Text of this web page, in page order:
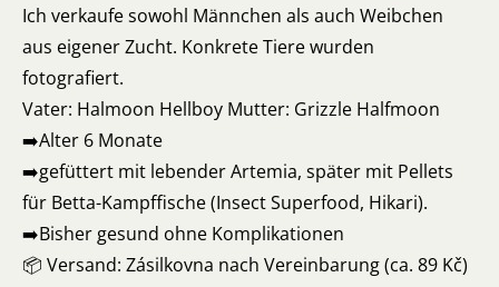
Ich verkaufe sowohl Männchen als auch Weibchen
aus eigener Zucht. Konkrete Tiere wurden
fotografiert.
Vater: Halmoon Hellboy Mutter: Grizzle Halfmoon
➡️Alter 6 Monate
➡️gefüttert mit lebender Artemia, später mit Pellets
für Betta-Kampffische (Insect Superfood, Hikari).
➡️Bisher gesund ohne Komplikationen
📦 Versand: Zásilkovna nach Vereinbarung (ca. 89 Kč)